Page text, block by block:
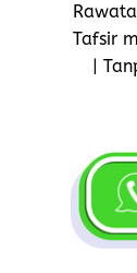
Tafsir
|